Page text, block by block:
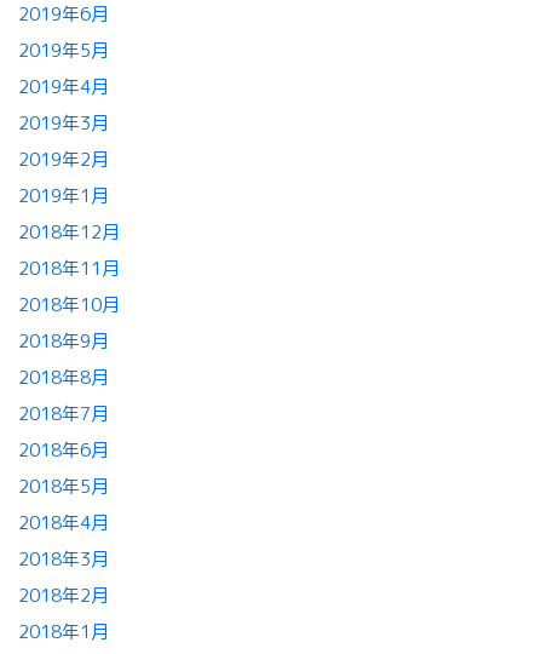
2019年6月
2019年5月
2019年4月
2019年3月
2019年2月
2019年1月
2018年12月
2018年11月
2018年10月
2018年9月
2018年8月
2018年7月
2018年6月
2018年5月
2018年4月
2018年3月
2018年2月
2018年1月